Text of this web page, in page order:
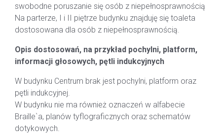
swobodne poruszanie się osób z niepełnosprawnością
Na parterze, I i II piętrze budynku znajduję się toaleta
dostosowana dla osób z niepełnosprawnością.
Opis dostosowań, na przykład pochylni, platform,
informacji głosowych, pętli indukcyjnych
W budynku Centrum brak jest pochylni, platform oraz
pętli indukcyjnej.
W budynku nie ma również oznaczeń w alfabecie
Braille`a, planów tyflograficznych oraz schematów
dotykowych.